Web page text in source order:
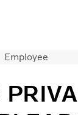
Employee